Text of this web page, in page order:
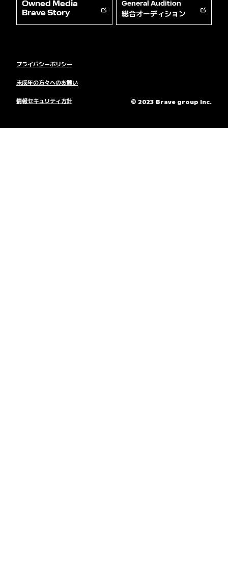
Owned Media
Brave Story
General Audition
総合オーディション
© 2023 Brave group Inc.
プライバシーポリシー
未成年の方々へのお願い
情報セキュリティ方針